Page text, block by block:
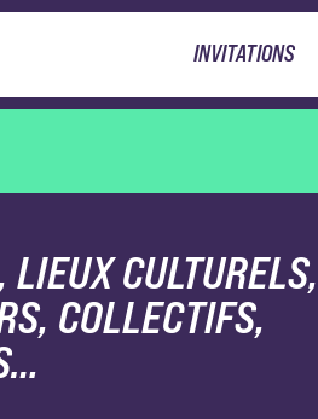
INVITATIONS
LIEUX CULTURELS,
COLLECTIFS,